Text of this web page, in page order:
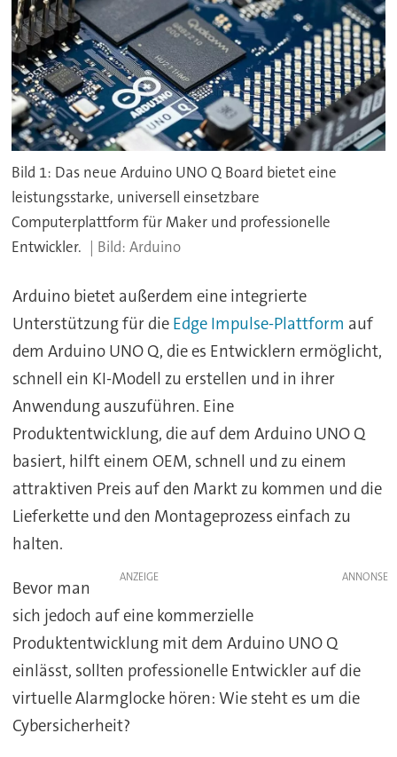
Bild 1: Das neue Arduino UNO Q Board bietet eine
leistungsstarke, universell einsetzbare
Computerplattform für Maker und professionelle
Entwickler.
Arduino
Arduino bietet außerdem eine integrierte
Unterstützung für die Edge Impulse-Plattform auf
dem Arduino UNO Q, die es Entwicklern ermöglicht,
schnell ein KI-Modell zu erstellen und in ihrer
Anwendung auszuführen. Eine
Produktentwicklung, die auf dem Arduino UNO Q
basiert, hilft einem OEM, schnell und zu einem
attraktiven Preis auf den Markt zu kommen und die
Lieferkette und den Montageprozess einfach zu
halten.
ANZEIGE
Bevor man
sich jedoch auf eine kommerzielle
Produktentwicklung mit dem Arduino UNO Q
einlässt, sollten professionelle Entwickler auf die
virtuelle Alarmglocke hören: Wie steht es um die
Cybersicherheit?